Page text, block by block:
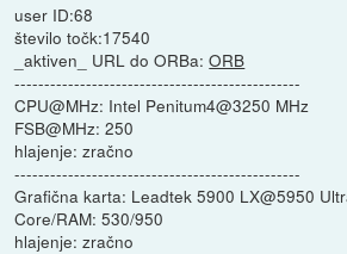
user ID:68
število točk:17540
_aktiven_ URL do ORBa:ORB
------------------------------------------------
CPU@MHz: Intel Penitum4@3250 MHz
FSB@MHz: 250
hlajenje: zračno
------------------------------------------------
Grafična karta: Leadtek 5900 LX@5950
Core/RAM: 530/950
hlajenje: zračno